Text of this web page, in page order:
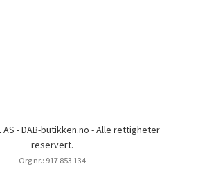
AS - DAB-butikken.no - Alle rettigheter
reservert.
Org nr.: 917 853 134